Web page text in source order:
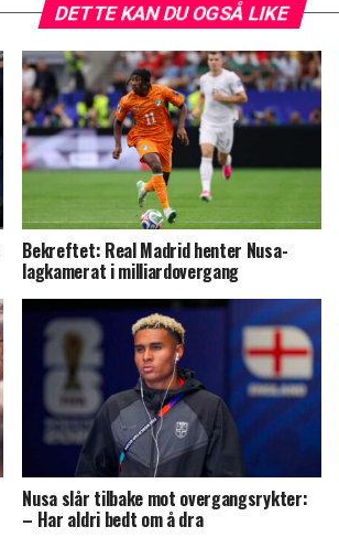
DETTE KAN DU OGSÅ LIKE
Bekreftet: Real Madrid henter Nusa-
lagkamerat i milliardovergang
Nusa slår tilbake mot overgangsrykter:
– Har aldri bedt om å dra